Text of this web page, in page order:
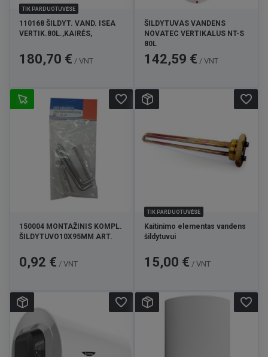
TIK PARDUOTUVĖSE
110168 ŠILDYT. VAND. ISEA
VERTIK.80L.,KAIRĖS,
Kaina
180,70 € / VNT
ŠILDYTUVAS VANDENS
NOVATEC VERTIKALUS NT-S
80L
Kaina
142,59 € / VNT
150004 MONTAŽINIS KOMPL.
ŠILDYTUVO10X95MM ART.
Kaina
0,92 € / VNT
favorite_border
TIK PARDUOTUVĖSE
Kaitinimo elementas vandens
šildytuvui
Kaina
15,00 € / VNT
favorite_border
favorite_border favorite_border